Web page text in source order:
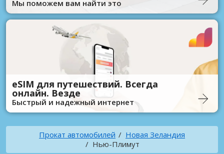
Мы поможем вам найти это
eSIM для путешествий. Всегда
онлайн. Везде
Быстрый и надежный интернет
Прокат автомобилей
Новая Зеландия
Нью-Плимут